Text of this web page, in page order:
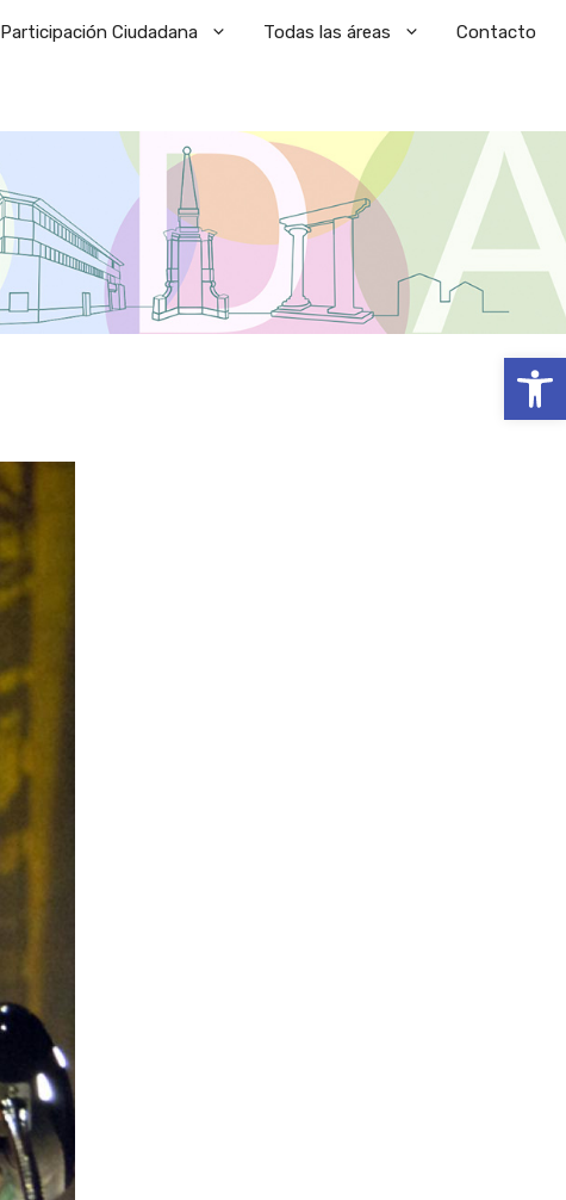
Abrir
Participación Ciudadana Todas las áreas Contacto